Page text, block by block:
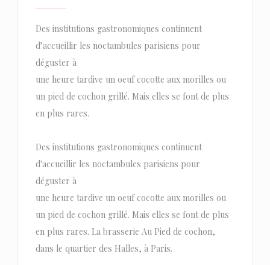
Des institutions gastronomiques continuent
d’accueillir les noctambules parisiens pour
déguster à
une heure tardive un oeuf cocotte aux morilles ou
un pied de cochon grillé. Mais elles se font de plus
en plus rares.
Des institutions gastronomiques continuent
d'accueillir les noctambules parisiens pour
déguster à
une heure tardive un oeuf cocotte aux morilles ou
un pied de cochon grillé. Mais elles se font de plus
en plus rares. La brasserie Au Pied de cochon,
dans le quartier des Halles, à Paris.